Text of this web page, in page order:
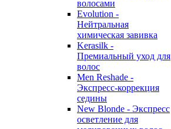
волосами
Evolution -
Нейтральная
химическая завивка
Kerasilk -
Премиальный уход для
волос
Men Reshade -
Экспресс-коррекция
седины
New Blonde - Экспресс
осветление для